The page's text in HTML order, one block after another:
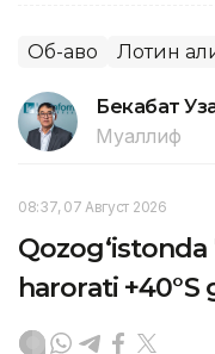
Об-ҳаво Лотин
Бекабат
Муаллиф
08:37, 07 Август 2026
harorati +40°S